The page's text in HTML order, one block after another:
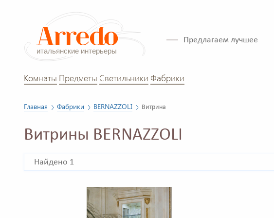
Предлагаем лучшее
Комнаты Предметы Светильники Фабрики
Главная Фабрики BERNAZZOLI Витрина
Витрины BERNAZZOLI
Найдено 1